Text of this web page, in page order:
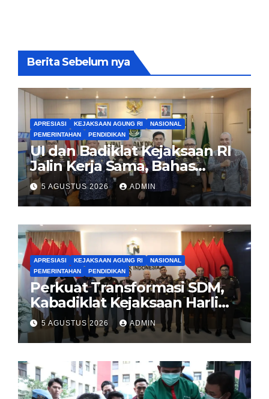
Berita Sebelum nya
APRESIASI KEJAKSAAN AGUNG RI
NASIONAL
PEMERINTAHAN
PENDIDIKAN
UI dan Badiklat Kejaksaan RI
Jalin Kerja Sama, Bahas
Pembentukan Pusat Studi
Kajian Kejaksaan
5 AGUSTUS 2026 ADMIN
APRESIASI KEJAKSAAN AGUNG RI
NASIONAL
PEMERINTAHAN
PENDIDIKAN
Perkuat Transformasi SDM,
Kabadiklat Kejaksaan Harli
Siregar Jalin Sinergi dengan
LAN RI
5 AGUSTUS 2026 ADMIN